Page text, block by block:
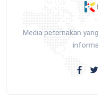
Media peternakan